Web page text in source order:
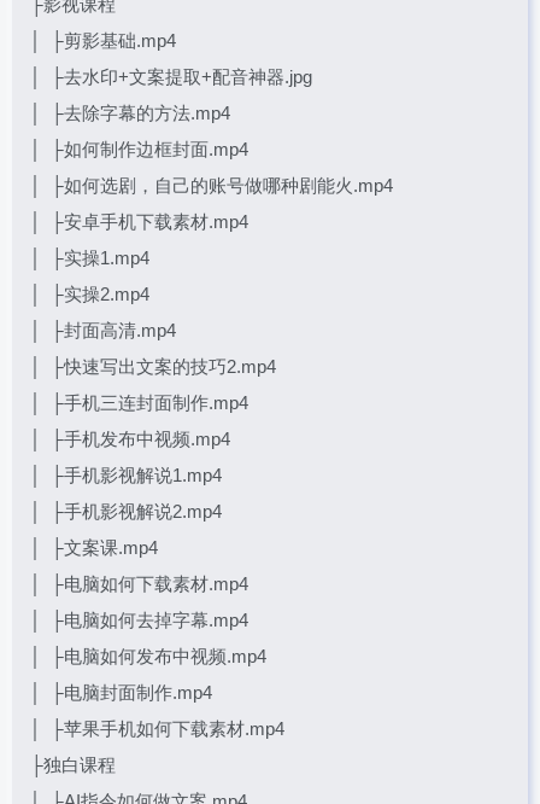
├影视课程
│ ├剪影基础.mp4
│ ├去水印+文案提取+配音神器.jpg
│ ├去除字幕的方法.mp4
│ ├如何制作边框封面.mp4
│ ├如何选剧，自己的账号做哪种剧能火.mp4
│ ├安卓手机下载素材.mp4
│ ├实操1.mp4
│ ├实操2.mp4
│ ├封面高清.mp4
│ ├快速写出文案的技巧2.mp4
│ ├手机三连封面制作.mp4
│ ├手机发布中视频.mp4
│ ├手机影视解说1.mp4
│ ├手机影视解说2.mp4
│ ├文案课.mp4
│ ├电脑如何下载素材.mp4
│ ├电脑如何去掉字幕.mp4
│ ├电脑如何发布中视频.mp4
│ ├电脑封面制作.mp4
│ ├苹果手机如何下载素材.mp4
├独白课程